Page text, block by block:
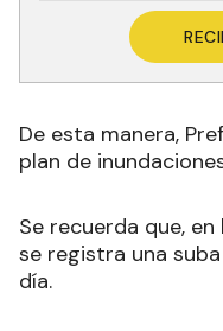
De esta manera,
plan de
Se recuerda que,
se registra una
día.